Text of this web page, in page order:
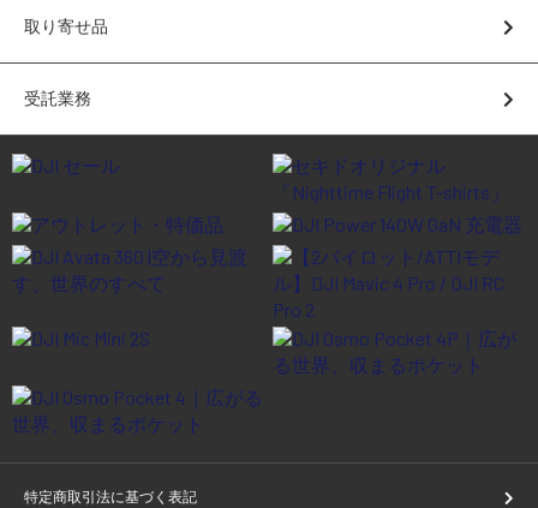
SEKIDO
コーポレートサイト
SEKIDO 会社概要
取り寄せ品
受託業務
特定商取引法に基づく表記